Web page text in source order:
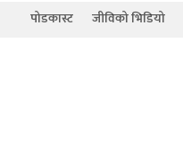
पोडकास्ट जीविको भिडियो